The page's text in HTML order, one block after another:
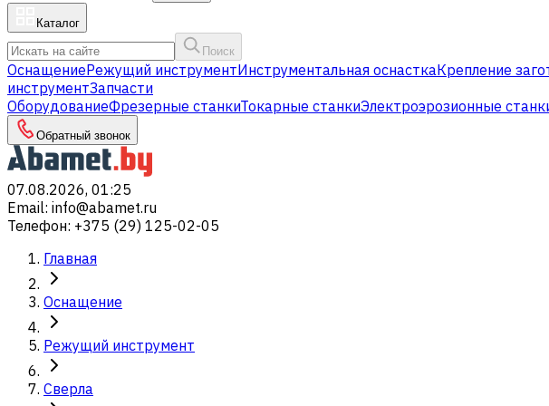
Каталог
Поиск
ОснащениеРежущий инструментИнструментальная оснасткаКрепление
инструментЗапчасти
ОборудованиеФрезерные станкиТокарные станкиЭлектроэрозионные
Обратный звонок
07.08.2026, 01:25
Email: info@abamet.ru
Телефон: +375 (29) 125-02-05
Главная
Оснащение
Режущий инструмент
Сверла